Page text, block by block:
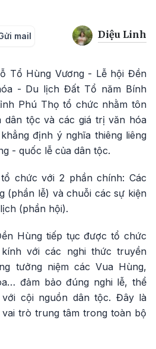
mail Diệu Linh
Tổ Hùng Vương - Lễ hội Đền
- Du lịch Đất Tổ năm Bính
Phú Thọ tổ chức nhằm tôn
dân tộc và các giá trị văn hóa
định ý nghĩa thiêng liêng
- quốc lễ của dân tộc.
chức với 2 phần chính: Các
(phần lễ) và chuỗi các sự kiện
(phần hội).
Hùng tiếp tục được tổ chức
với các nghi thức truyền
tưởng niệm các Vua Hùng,
đảm bảo đúng nghi lễ, thể
cội nguồn dân tộc. Đây là
trò trung tâm trong toàn bộ